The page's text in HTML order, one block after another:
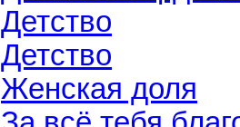
Детство
Детство
Женская доля